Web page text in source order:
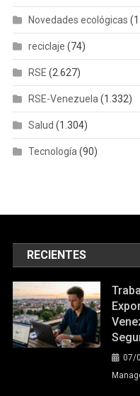
Novedades ecológicas
reciclaje (74)
RSE (2.627)
RSE-Venezuela (1.332)
Salud (1.304)
Tecnología (90)
RECIENTES
07/